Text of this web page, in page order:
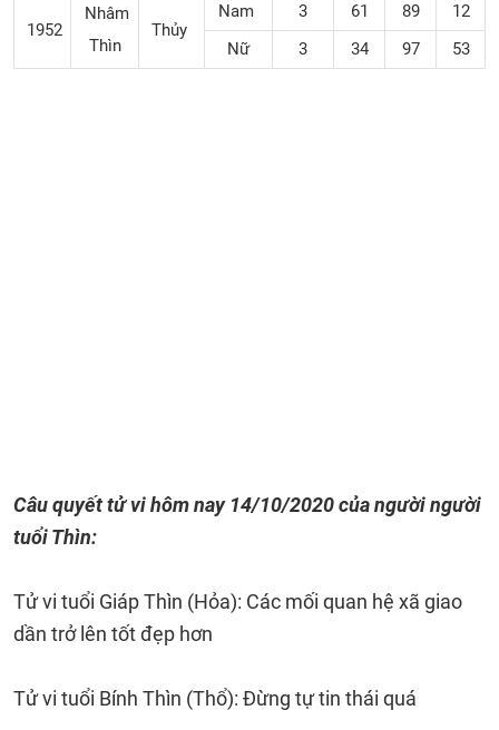
1952
Nhâm
Thìn
Thủy
Nam 3 61 89
12
Nữ
3 34 97 53
Câu quyết tử vi hôm nay 14/10/2020 của người người
tuổi Thìn:
Tử vi tuổi Giáp Thìn (Hỏa): Các mối quan hệ xã giao
dần trở lên tốt đẹp hơn
Tử vi tuổi Bính Thìn (Thổ): Đừng tự tin thái quá